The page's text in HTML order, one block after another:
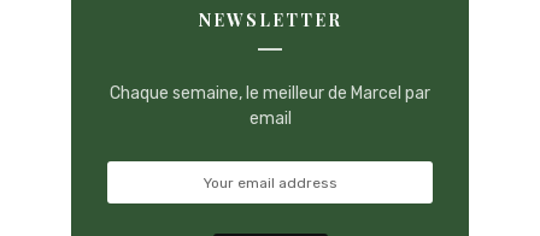
NEWSLETTER
Chaque semaine, le meilleur de Marcel par
email